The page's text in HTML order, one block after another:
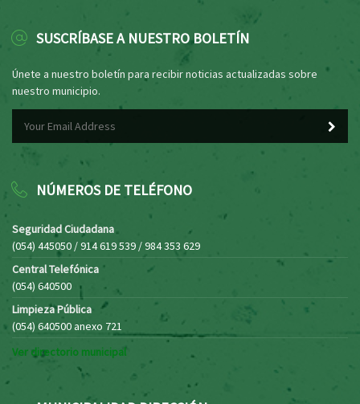
SUSCRÍBASE A NUESTRO BOLETÍN
Únete a nuestro boletín para recibir noticias actualizadas sobre
nuestro municipio.
NÚMEROS DE TELÉFONO
Seguridad Ciudadana
(054) 445050 / 914 619 539 / 984 353 629
Central Telefónica
(054) 640500
Limpieza Pública
(054) 640500 anexo 721
Ver directorio municipal